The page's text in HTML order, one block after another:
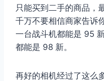
只能买到二手的商品，
千万不要相信商家告诉
一台战斗机都能是 95
都能是 98 新。
再好的相机经过了这么